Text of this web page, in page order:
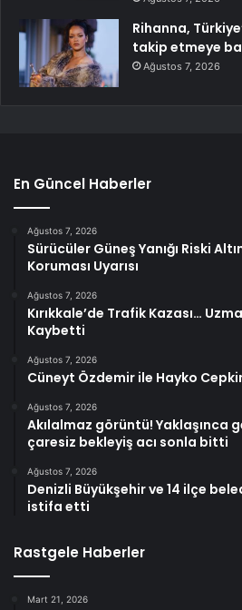
Rihanna,
takip etmeye
Ağustos 7, 2026
En Güncel Haberler
Ağustos 7, 2026
Sürücüler Güneş Yanığı Riski
Koruması Uyarısı
Ağustos 7, 2026
Kırıkkale’de Trafik Kazası…
Kaybetti
Ağustos 7, 2026
Cüneyt Özdemir ile Hayko
Ağustos 7, 2026
Akılalmaz görüntü! Yaklaşınca
çaresiz bekleyiş acı sonla bitti
Ağustos 7, 2026
Denizli Büyükşehir ve 14 ilçe
istifa etti
Rastgele Haberler
Mart 21, 2026